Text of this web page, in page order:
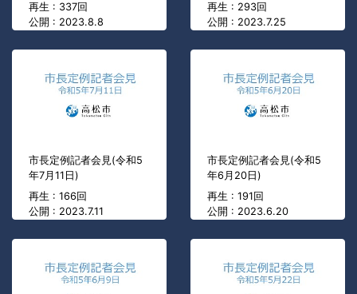
再生 : 337回
公開 : 2023.8.8
再生 : 293回
公開 : 2023.7.25
市長定例記者会見(令和5
年7月11日)
再生 : 166回
公開 : 2023.7.11
市長定例記者会見(令和5
年6月20日)
再生 : 191回
公開 : 2023.6.20